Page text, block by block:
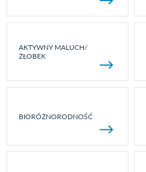
AKTYWNY MALUCH/
ŻŁOBEK
BIORÓŻNORODNOŚĆ